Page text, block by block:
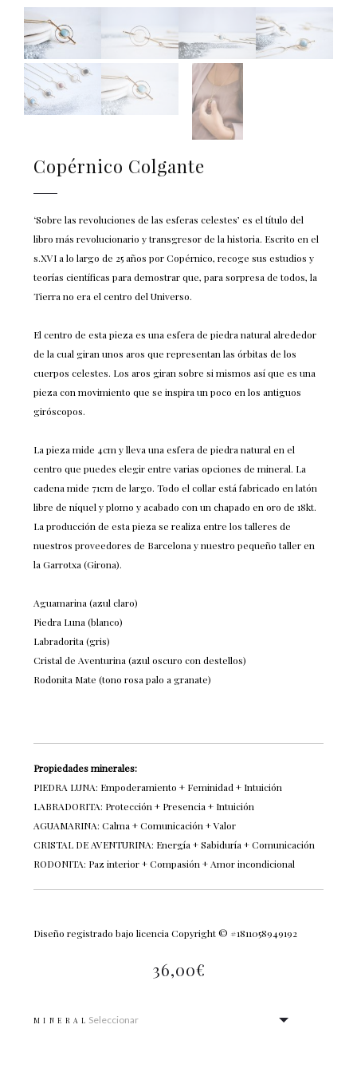
Copérnico Colgante
‘Sobre las revoluciones de las esferas celestes’ es el título del
libro más revolucionario y transgresor de la historia. Escrito en el
s.XVI a lo largo de 25 años por Copérnico, recoge sus estudios y
teorías científicas para demostrar que, para sorpresa de todos, la
Tierra no era el centro del Universo.
El centro de esta pieza es una esfera de piedra natural alrededor
de la cual giran unos aros que representan las órbitas de los
cuerpos celestes. Los aros giran sobre si mismos así que es una
pieza con movimiento que se inspira un poco en los antiguos
giróscopos.
La pieza mide 4cm y lleva una esfera de piedra natural en el
centro que puedes elegir entre varias opciones de mineral. La
cadena mide 71cm de largo. Todo el collar está fabricado en latón
libre de níquel y plomo y acabado con un chapado en oro de 18kt.
La producción de esta pieza se realiza entre los talleres de
nuestros proveedores de Barcelona y nuestro pequeño taller en
la Garrotxa (Girona).
Aguamarina (azul claro)
Piedra Luna (blanco)
Labradorita (gris)
Cristal de Aventurina (azul oscuro con destellos)
Rodonita Mate (tono rosa palo a granate)
Propiedades minerales:
PIEDRA LUNA: Empoderamiento + Feminidad + Intuición
LABRADORITA: Protección + Presencia + Intuición
AGUAMARINA: Calma + Comunicación + Valor
CRISTAL DE AVENTURINA: Energía + Sabiduría + Comunicación
RODONITA: Paz interior + Compasión + Amor incondicional
Diseño registrado bajo licencia Copyright © #1811058949192
36,00€
MINERAL